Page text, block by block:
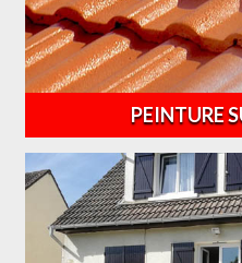
PEINTURE